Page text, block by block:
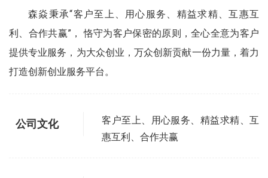
森焱秉承“客户至上、用心服务、精益求精、互惠互
利、合作共赢”， 恪守为客户保密的原则，全心全意为客户
提供专业服务，为大众创业，万众创新贡献一份力量，着力
打造创新创业服务平台。
公司文化
客户至上、用心服务、精益求精、互
惠互利、合作共赢